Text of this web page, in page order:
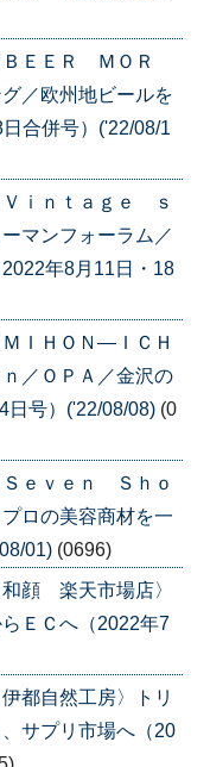
ＥＥＲ ＭＯＲ
／欧州地ビールを
合併号）('22/08/1
ｉｎｔａｇｅ ｓ
マンフォーラム／
年8月11日・18
ＩＨＯＮ―ＩＣＨ
／ＯＰＡ／金沢の
日号）('22/08/08) (0
ｅｖｅｎ Ｓｈｏ
ロの美容商材を一
01) (0696)
顔 楽天市場店〉
ＥＣへ（2022年7
都自然工房〉トリ
サプリ市場へ（20